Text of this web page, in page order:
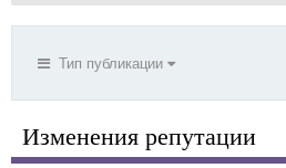
Тип публикации
Изменения репутации